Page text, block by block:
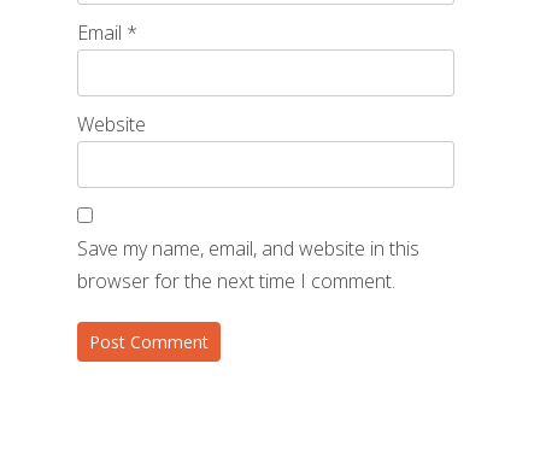
Email *
Website
Save my name, email, and website in this
browser for the next time I comment.